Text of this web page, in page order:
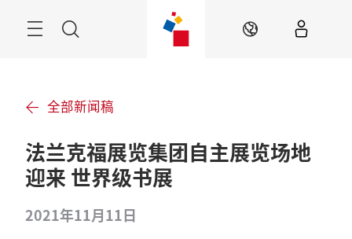
菜
ZH
全部新闻稿
法兰克福展览集团自主展览场地
迎来 世界级书展
2021年11月11日